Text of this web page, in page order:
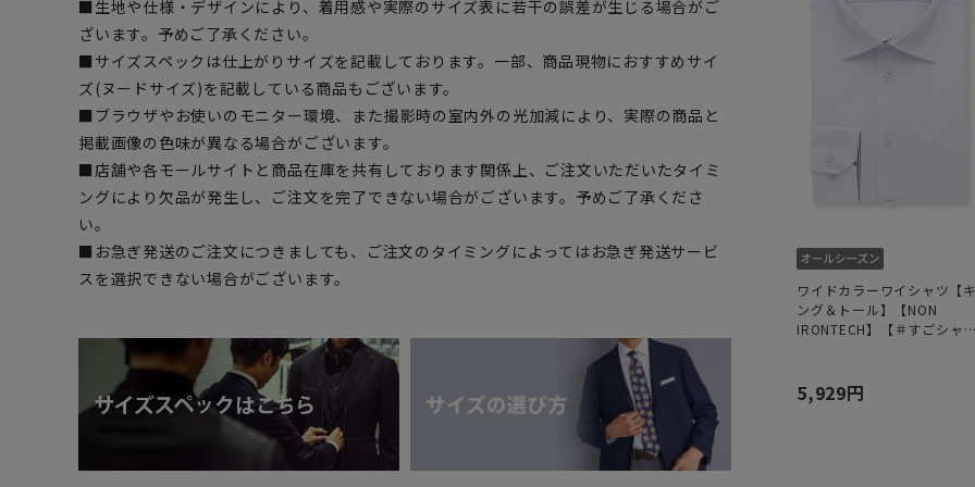
■生地や仕様・デザインにより、着用感や実際のサイズ表に若干の誤差が生じる場合がご
ざいます。予めご了承ください。
■サイズスペックは仕上がりサイズを記載しております。一部、商品現物におすすめサイ
ズ(ヌードサイズ)を記載している商品もございます。
■ブラウザやお使いのモニター環境、また撮影時の室内外の光加減により、実際の商品と
掲載画像の色味が異なる場合がございます。
■店舗や各モールサイトと商品在庫を共有しております関係上、ご注文いただいたタイミ
ングにより欠品が発生し、ご注文を完了できない場合がございます。予めご了承くださ
い。
■お急ぎ発送のご注文につきましても、ご注文のタイミングによってはお急ぎ発送サービ
スを選択できない場合がございます。
ワイドカラーワイシャツ【
ング＆トール】【NON
IRONTECH】【＃すごシャ
5,929円